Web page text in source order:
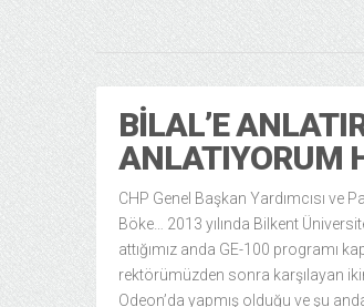
BILAL’E
ANLATIYORUM
CHP Genel Başkan Yardımcısı ve
Böke… 2013 yılında Bilkent
attığımız anda GE-100 programı
rektörümüzden sonra karşılayan
Odeon’da yapmış olduğu ve şu